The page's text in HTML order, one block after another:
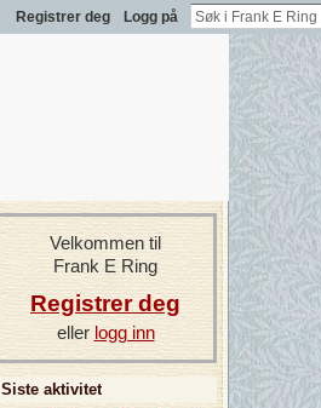
Registrer deg Logg på
Velkommen til
Frank E Ring
Registrer deg
eller logg inn
Siste aktivitet